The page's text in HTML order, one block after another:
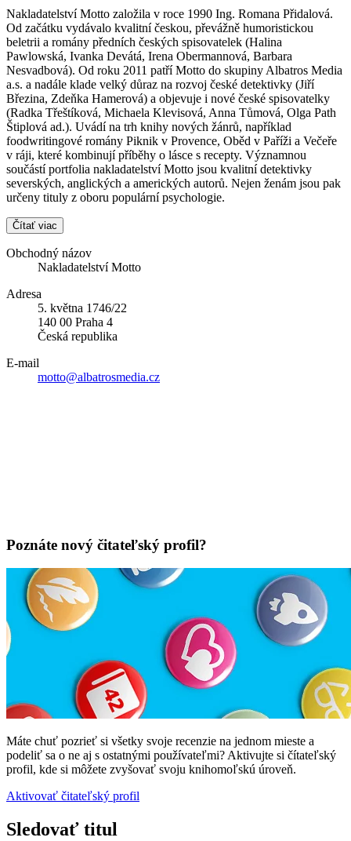
Nakladatelství Motto založila v roce 1990 Ing. Romana Přidalová.
Od začátku vydávalo kvalitní českou, převážně humoristickou
beletrii a romány předních českých spisovatelek (Halina
Pawlowská, Ivanka Devátá, Irena Obermannová, Barbara
Nesvadbová). Od roku 2011 patří Motto do skupiny Albatros Media
a.s. a nadále klade velký důraz na rozvoj české detektivky (Jiří
Březina, Zdeňka Hamerová) a objevuje i nové české spisovatelky
(Radka Třeštíková, Michaela Klevisová, Anna Tůmová, Olga Path
Štiplová ad.). Uvádí na trh knihy nových žánrů, například
foodwritingové romány Piknik v Provence, Oběd v Paříži a Večeře
v ráji, které kombinují příběhy o lásce s recepty. Významnou
součástí portfolia nakladatelství Motto jsou kvalitní detektivky
severských, anglických a amerických autorů. Nejen ženám jsou pak
určeny tituly z oboru populární psychologie.
Čítať viac
Obchodný názov
Nakladatelství Motto
Adresa
5. května 1746/22
140 00 Praha 4
Česká republika
E-mail
motto@albatrosmedia.cz
Poznáte nový čitateľský profil?
Máte chuť pozrieť si všetky svoje recenzie na jednom mieste a
podeliť sa o ne aj s ostatnými používateľmi? Aktivujte si čítateľský
profil, kde si môžete zvyšovať svoju knihomoľskú úroveň.
Aktivovať čitateľský profil
Sledovať titul